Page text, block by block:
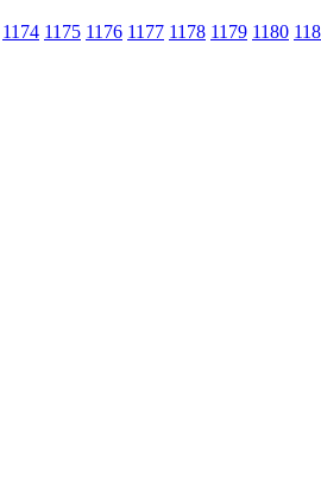
1174 1175 1176 1177 1178 1179 1180